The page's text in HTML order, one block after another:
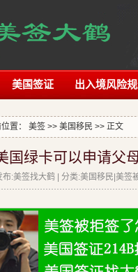
美国签证 出入境风险
置： 美签 >> 美国移民 >> 正文
国绿卡可以申请父
布:美签找大鹤 | 分类:美国移民|美